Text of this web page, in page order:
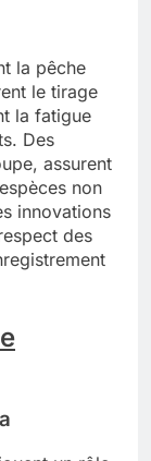
la pêche
le tirage
la fatigue
Des
assurent
non
innovations
des